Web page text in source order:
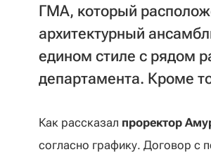
ГМА, который
архитектурный
едином стиле с рядом
департамента. Кроме
Как рассказал проректор
согласно графику. Договор с